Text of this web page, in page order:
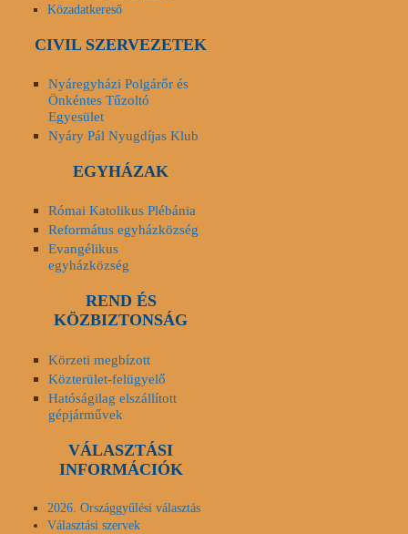
Közadatkereső
CIVIL SZERVEZETEK
Nyáregyházi Polgárőr és
Önkéntes Tűzoltó
Egyesület
Nyáry Pál Nyugdíjas Klub
EGYHÁZAK
Római Katolikus Plébánia
Református egyházközség
Evangélikus
egyházközség
REND ÉS
KÖZBIZTONSÁG
Körzeti megbízott
Közterület-felügyelő
Hatóságilag elszállított
gépjárművek
VÁLASZTÁSI
INFORMÁCIÓK
2026. Országgyűlési választás
Választási szervek